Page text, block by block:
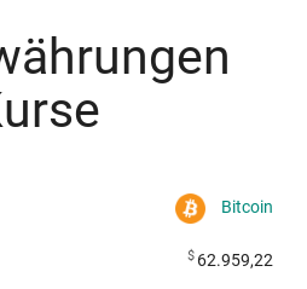
24h-
(Währung)
Bitcoin
$ 62.959,22